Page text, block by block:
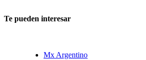
Te pueden interesar
Mx Argentino